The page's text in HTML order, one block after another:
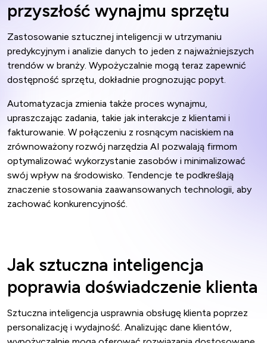
przyszłość wynajmu sprzętu
Zastosowanie sztucznej inteligencji w utrzymaniu
predykcyjnym i analizie danych to jeden z najważniejszych
trendów w branży. Wypożyczalnie mogą teraz zapewnić
dostępność sprzętu, dokładnie prognozując popyt.
Automatyzacja zmienia także proces wynajmu,
upraszczając zadania, takie jak interakcje z klientami i
fakturowanie. W połączeniu z rosnącym naciskiem na
zrównoważony rozwój narzędzia AI pozwalają firmom
optymalizować wykorzystanie zasobów i minimalizować
swój wpływ na środowisko. Tendencje te podkreślają
znaczenie stosowania zaawansowanych technologii, aby
zachować konkurencyjność.
Jak sztuczna inteligencja
poprawia doświadczenie klienta
Sztuczna inteligencja usprawnia obsługę klienta poprzez
personalizację i wydajność. Analizując dane klientów,